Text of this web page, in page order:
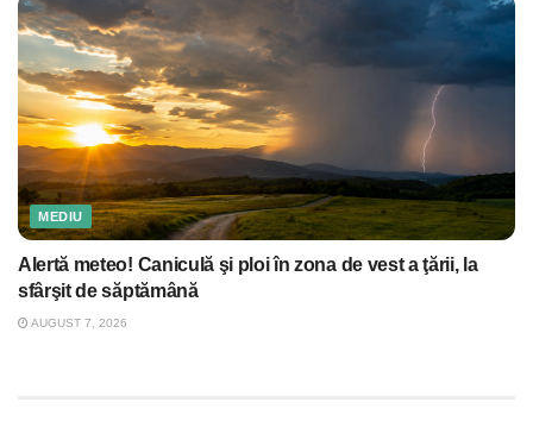
MEDIU
Alertă meteo! Caniculă şi ploi în zona de vest a ţării, la
sfârşit de săptămână
AUGUST 7, 2026